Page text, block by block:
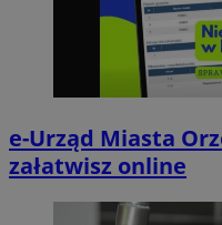
e-Urząd Miasta
załatwisz online